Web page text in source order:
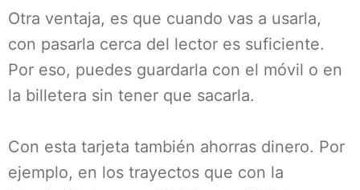
Otra ventaja, es que cuando vas a usarla,
con pasarla cerca del lector es suficiente.
Por eso, puedes guardarla con el móvil o en
la billetera sin tener que sacarla.
Con esta tarjeta también ahorras dinero. Por
ejemplo, en los trayectos que con la